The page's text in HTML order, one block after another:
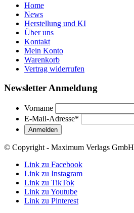
Home
News
Herstellung und KI
Über uns
Kontakt
Mein Konto
Warenkorb
Vertrag widerrufen
Newsletter Anmeldung
Vorname
E-Mail-Adresse*
© Copyright - Maximum Verlags GmbH
Link zu Facebook
Link zu Instagram
Link zu TikTok
Link zu Youtube
Link zu Pinterest